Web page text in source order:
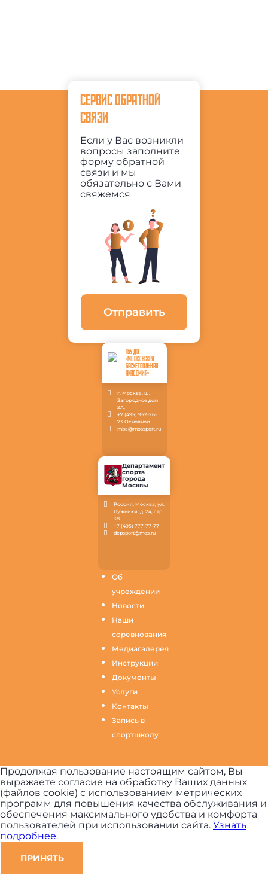
Об
учреждении
Новости
Наши
соревнования
Медиагалерея
Инструкции
Документы
Услуги
Контакты
Запись в
спортшколу
СЕРВИС ОБРАТНОЙ
СВЯЗИ
Если у Вас возникли
вопросы заполните
форму обратной
связи и мы
обязательно с Вами
свяжемся
Отправить
ГБУ ДО
«МОСКОВСКАЯ
БАСКЕТБОЛЬНАЯ
АКАДЕМИЯ»
г. Москва, ш.
Загородное дом
2А;
+7 (495) 952-26-
73 Основной
mba@mossport.ru
Департамент
спорта
города
Москвы
Россия, Москва, ул.
Лужники, д. 24, стр.
38
+7 (495) 777-77-77
depsport@mos.ru
Продолжая пользование настоящим сайтом, Вы
выражаете согласие на обработку Ваших данных
(файлов cookie) с использованием метрических
программ для повышения качества обслуживания и
обеспечения максимального удобства и комфорта
пользователей при использовании сайта. Узнать
подробнее.
ПРИНЯТЬ